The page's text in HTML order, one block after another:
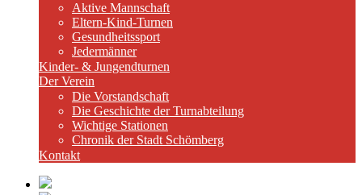
Aktive Mannschaft
Eltern-Kind-Turnen
Gesundheitssport
Jedermänner
Kinder- & Jungendturnen
Der Verein
Die Vorstandschaft
Die Geschichte der Turnabteilung
Wichtige Stationen
Chronik der Stadt Schömberg
Kontakt